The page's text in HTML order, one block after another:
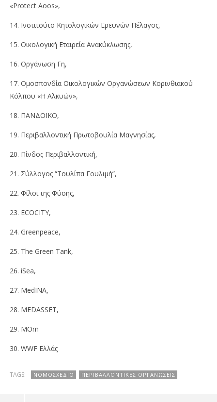
«Protect Aoos»,
14. Ινστιτούτο Κητολογικών Ερευνών Πέλαγος,
15. Οικολογική Εταιρεία Ανακύκλωσης,
16. Οργάνωση Γη,
17. Ομοσπονδία Οικολογικών Οργανώσεων Κορινθιακού
Κόλπου «Η Αλκυών»,
18. ΠΑΝΔΟΙΚΟ,
19. Περιβαλλοντική Πρωτοβουλία Μαγνησίας,
20. Πίνδος Περιβαλλοντική,
21. Σύλλογος “Τουλίπα Γουλιμή”,
22. Φίλοι της Φύσης,
23. ECOCITY,
24. Greenpeace,
25. The Green Tank,
26. iSea,
27. MedINA,
28. MEDASSET,
29. MOm
30. WWF Ελλάς
TAGS: ΝΟΜΟΣΧΈΔΙΟ ΠΕΡΙΒΑΛΛΟΝΤΙΚΈΣ ΟΡΓΑΝΏΣΕΙΣ